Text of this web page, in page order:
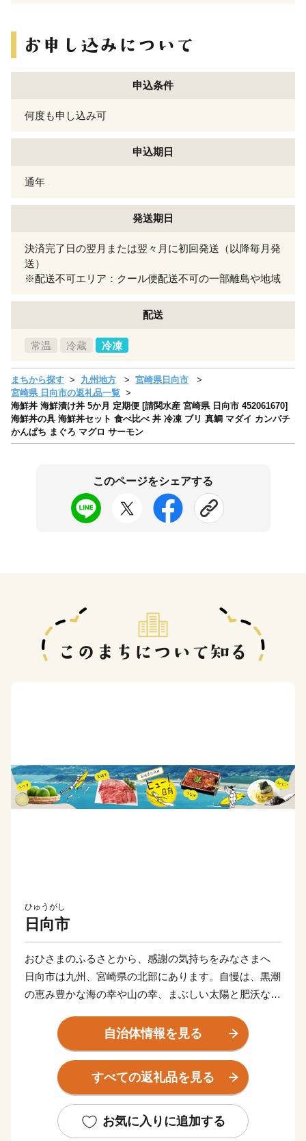
申込条件
何度も申し込み可
申込期日
通年
発送期日
決済完了日の翌月または翌々月に初回発送（以降毎月発
送）
※配送不可エリア：クール便配送不可の一部離島や地域
配送
常温 冷蔵 冷凍
まちから探す 九州地方
宮崎県日向市
宮崎県 日向市の返礼品一覧
海鮮丼 海鮮漬け丼 5か月 定期便 [請関水産 宮崎県 日向市 452061670]
海鮮丼の具 海鮮丼セット 食べ比べ 丼 冷凍 ブリ 真鯛 マダイ カンパチ
かんぱち まぐろ マグロ サーモン
このページをシェアする
ひゅうがし
日向市
おひさまのふるさとから、感謝の気持ちをみなさまへ
日向市は九州、宮崎県の北部にあります。自慢は、黒潮
の恵み豊かな海の幸や山の幸、まぶしい太陽と肥沃な大
神話が残る古い街並み、日向岬など息をのむような絶
景、ユーモラスなひょっとこ踊りなど見どころも数多
く、サーフィンの聖地としても人気です。
ふるさと納税サポートセンター （業務委託先 結デザイ
ン有限会社）
自治体情報を見る
すべての返礼品を見る
お気に入りに追加する